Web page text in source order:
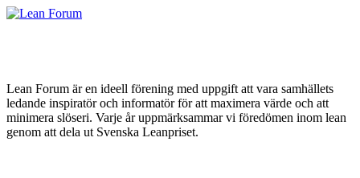
Lean Forum är en ideell förening med uppgift att vara samhällets
ledande inspiratör och informatör för att maximera värde och att
minimera slöseri. Varje år uppmärksammar vi föredömen inom lean
genom att dela ut Svenska Leanpriset.